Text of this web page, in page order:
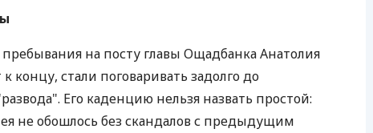
на посту главы Ощадбанка Анатолия
концу, стали поговаривать задолго до
Его каденцию нельзя назвать простой:
не обошлось без скандалов с предыдущим